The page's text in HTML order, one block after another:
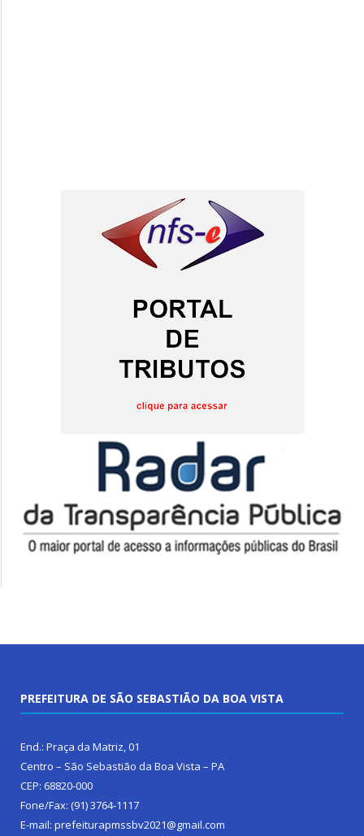
PREFEITURA DE SÃO SEBASTIÃO DA BOA VISTA
End.: Praça da Matriz, 01
Centro – São Sebastião da Boa Vista – PA
CEP: 68820-000
Fone/Fax: (91) 3764-1117
E-mail: prefeiturapmssbv2021@gmail.com